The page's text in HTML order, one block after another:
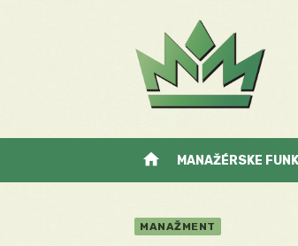
home MANAŽÉRSKE
MANAŽMENT